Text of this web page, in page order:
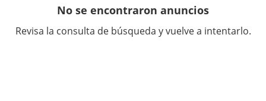
No se encontraron anuncios
Revisa la consulta de búsqueda y vuelve a intentarlo.